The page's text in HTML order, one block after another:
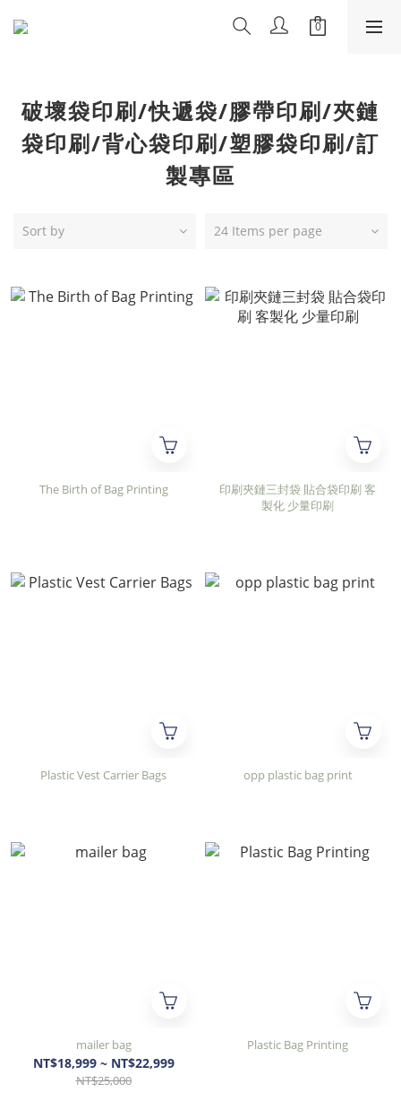
破壞袋印刷/快遞袋/膠帶印刷/夾鏈
袋印刷/背心袋印刷/塑膠袋印刷/訂
製專區
Sort by 24 Items per page
The Birth of Bag Printing
印刷夾鏈三封袋 貼合袋印刷 客
製化 少量印刷
Plastic Vest Carrier Bags opp plastic bag print
mailer bag
NT$18,999 ~ NT$22,999
NT$25,000
Plastic Bag Printing